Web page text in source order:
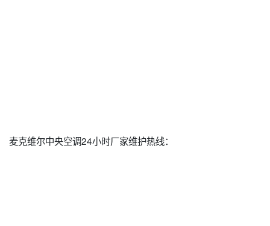
麦克维尔中央空调24小时厂家维护热线：